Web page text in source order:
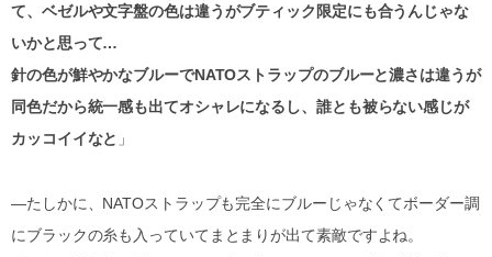
て、ベゼルや文字盤の色は違うがブティック限定にも合うんじゃな
いかと思って…
針の色が鮮やかなブルーでNATOストラップのブルーと濃さは違うが
同色だから統一感も出てオシャレになるし、誰とも被らない感じが
カッコイイなと 」
—たしかに、NATOストラップも完全にブルーじゃなくてボーダー調
にブラックの糸も入っていてまとまりが出て素敵ですよね。